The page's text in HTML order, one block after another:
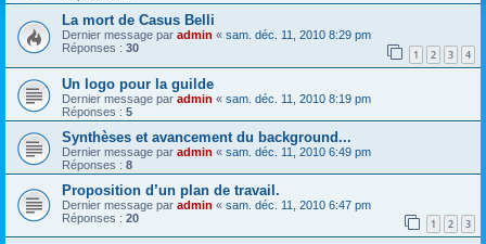
La mort de Casus Belli
Dernier message par admin « sam. déc. 11, 2010 8:29 pm
Réponses : 30 1 2 3 4
Un logo pour la guilde
Dernier message par admin « sam. déc. 11, 2010 8:19 pm
Réponses : 5
Synthèses et avancement du background...
Dernier message par admin « sam. déc. 11, 2010 6:49 pm
Réponses : 8
Proposition d’un plan de travail.
Dernier message par admin « sam. déc. 11, 2010 6:47 pm
Réponses : 20 1 2 3